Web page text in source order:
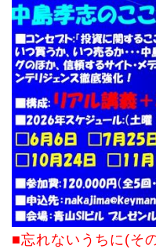
■忘れないうちに(そ